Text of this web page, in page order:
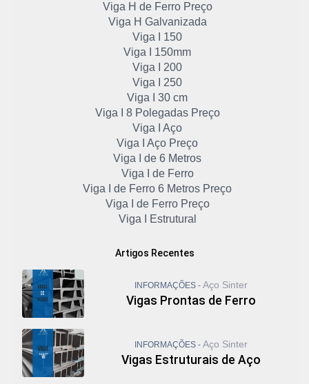
Viga H de Ferro Preço
Viga H Galvanizada
Viga I 150
Viga I 150mm
Viga I 200
Viga I 250
Viga I 30 cm
Viga I 8 Polegadas Preço
Viga I Aço
Viga I Aço Preço
Viga I de 6 Metros
Viga I de Ferro
Viga I de Ferro 6 Metros Preço
Viga I de Ferro Preço
Viga I Estrutural
Vigas de Ferro Cortadas
Viga I Galvanizada
Viga I Laminada
Viga I Metálica
Viga I Preço
Viga I Preço 6 Metros
Viga I Preço por Kg
Artigos Recentes
INFORMAÇÕES - Aço Sinter
Vigas Prontas de Ferro
INFORMAÇÕES - Aço Sinter
Vigas Estruturais de Aço